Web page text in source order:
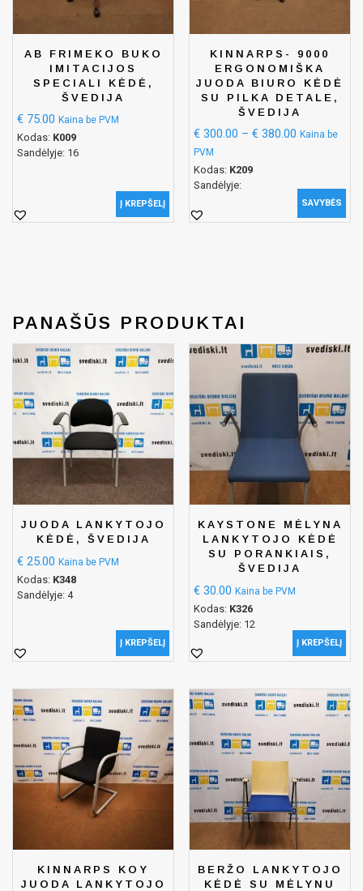
AB FRIMEKO BUKO
IMITACIJOS
SPECIALI KĖDĖ,
ŠVEDIJA
€ 75.00 Kaina be PVM
Kodas: K009
Sandėlyje: 16
Į KREPŠELĮ
KINNARPS- 9000
ERGONOMIŠKA
JUODA BIURO KĖDĖ
SU PILKA DETALE,
ŠVEDIJA
€ 300.00 – € 380.00 Kaina be
PVM
Kodas: K209
Sandėlyje:
SAVYBĖS
PANAŠŪS PRODUKTAI
JUODA LANKYTOJO
KĖDĖ, ŠVEDIJA
€ 25.00 Kaina be PVM
Kodas: K348
Sandėlyje: 4
Į KREPŠELĮ
KAYSTONE MĖLYNA
LANKYTOJO KĖDĖ
SU PORANKIAIS,
ŠVEDIJA
€ 30.00 Kaina be PVM
Kodas: K326
Sandėlyje: 12
Į KREPŠELĮ
KINNARPS KOY
JUODA LANKYTOJO
BERŽO LANKYTOJO
KĖDĖ SU MĖLYNU